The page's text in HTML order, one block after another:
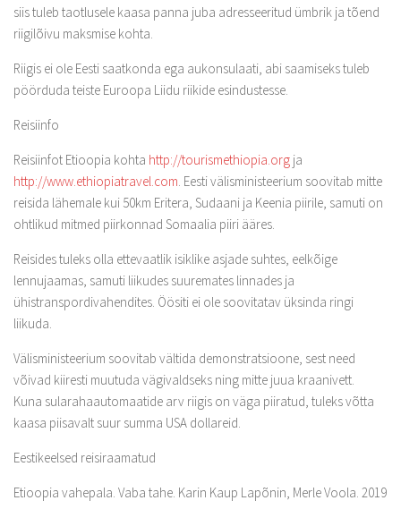
siis tuleb taotlusele kaasa panna juba adresseeritud ümbrik ja tõend
riigilõivu maksmise kohta.
Riigis ei ole Eesti saatkonda ega aukonsulaati, abi saamiseks tuleb
pöörduda teiste Euroopa Liidu riikide esindustesse.
Reisiinfo
Reisiinfot Etioopia kohta http://tourismethiopia.org ja
http://www.ethiopiatravel.com. Eesti välisministeerium soovitab mitte
reisida lähemale kui 50km Eritera, Sudaani ja Keenia piirile, samuti on
ohtlikud mitmed piirkonnad Somaalia piiri ääres.
Reisides tuleks olla ettevaatlik isiklike asjade suhtes, eelkõige
lennujaamas, samuti liikudes suuremates linnades ja
ühistranspordivahendites. Öösiti ei ole soovitatav üksinda ringi
liikuda.
Välisministeerium soovitab vältida demonstratsioone, sest need
võivad kiiresti muutuda vägivaldseks ning mitte juua kraanivett.
Kuna sularahaautomaatide arv riigis on väga piiratud, tuleks võtta
kaasa piisavalt suur summa USA dollareid.
Eestikeelsed reisiraamatud
Etioopia vahepala. Vaba tahe. Karin Kaup Lapõnin, Merle Voola. 2019